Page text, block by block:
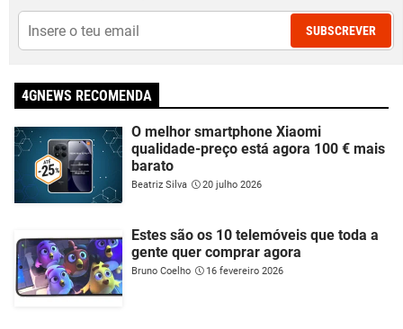
SUBSCREVER
4GNEWS RECOMENDA
O melhor smartphone Xiaomi
qualidade-preço está agora 100 € mais
barato
Beatriz Silva 20 julho 2026
Estes são os 10 telemóveis que toda a
gente quer comprar agora
Bruno Coelho 16 fevereiro 2026